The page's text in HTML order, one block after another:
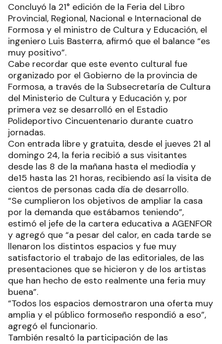
Concluyó la 21° edición de la Feria del Libro
Provincial, Regional, Nacional e Internacional de
Formosa y el ministro de Cultura y Educación, el
ingeniero Luis Basterra, afirmó que el balance “es
muy positivo”.
Cabe recordar que este evento cultural fue
organizado por el Gobierno de la provincia de
Formosa, a través de la Subsecretaría de Cultura
del Ministerio de Cultura y Educación y, por
primera vez se desarrolló en el Estadio
Polideportivo Cincuentenario durante cuatro
jornadas.
Con entrada libre y gratuita, desde el jueves 21 al
domingo 24, la feria recibió a sus visitantes
desde las 8 de la mañana hasta el mediodía y
de15 hasta las 21 horas, recibiendo así la visita de
cientos de personas cada día de desarrollo.
“Se cumplieron los objetivos de ampliar la casa
por la demanda que estábamos teniendo”,
estimó el jefe de la cartera educativa a AGENFOR
y agregó que “a pesar del calor, en cada tarde se
llenaron los distintos espacios y fue muy
satisfactorio el trabajo de las editoriales, de las
presentaciones que se hicieron y de los artistas
que han hecho de esto realmente una feria muy
buena”.
“Todos los espacios demostraron una oferta muy
amplia y el público formoseño respondió a eso”,
agregó el funcionario.
También resaltó la participación de las